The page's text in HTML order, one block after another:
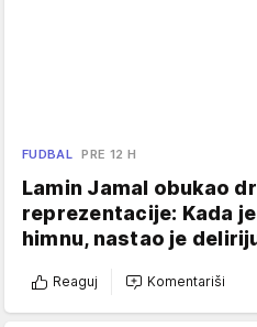
FUDBAL PRE 12 H
Lamin Jamal obukao
reprezentacije: Kada
himnu, nastao je
Reaguj Komentariši